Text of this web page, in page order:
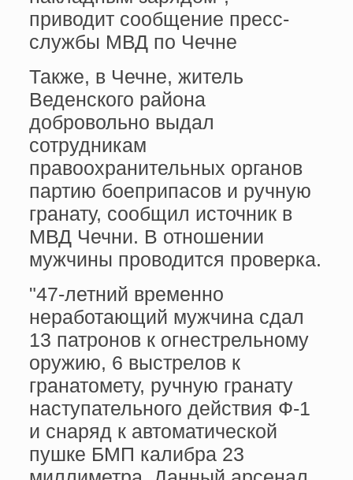
приводит сообщение пресс-
службы МВД по Чечне
Также, в Чечне, житель
Веденского района
добровольно выдал
сотрудникам
правоохранительных органов
партию боеприпасов и ручную
гранату, сообщил источник в
МВД Чечни. В отношении
мужчины проводится проверка.
"47-летний временно
неработающий мужчина сдал
13 патронов к огнестрельному
оружию, 6 выстрелов к
гранатомету, ручную гранату
наступательного действия Ф-1
и снаряд к автоматической
пушке БМП калибра 23